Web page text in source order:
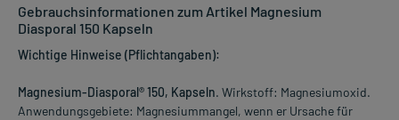
Gebrauchsinformationen zum Artikel Magnesium
Diasporal 150 Kapseln
Wichtige Hinweise (Pflichtangaben):
Magnesium-Diasporal® 150, Kapseln. Wirkstoff: Magnesiumoxid.
Anwendungsgebiete: Magnesiummangel, wenn er Ursache für